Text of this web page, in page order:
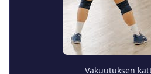
Vakuutuksen